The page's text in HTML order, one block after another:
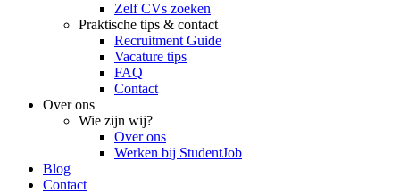
Zelf CVs zoeken
Praktische tips & contact
Recruitment Guide
Vacature tips
FAQ
Contact
Over ons
Wie zijn wij?
Over ons
Werken bij StudentJob
Blog
Contact